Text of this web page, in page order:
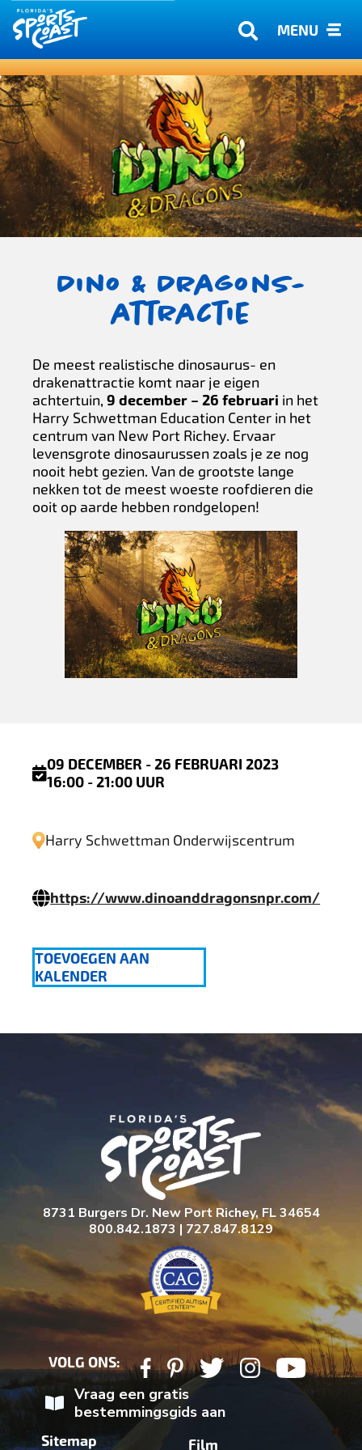
MENU
Dino & Dragons-
attractie
De meest realistische dinosaurus- en
drakenattractie komt naar je eigen
achtertuin, 9 december – 26 februari in het
Harry Schwettman Education Center in het
centrum van New Port Richey. Ervaar
levensgrote dinosaurussen zoals je ze nog
nooit hebt gezien. Van de grootste lange
nekken tot de meest woeste roofdieren die
ooit op aarde hebben rondgelopen!
09 DECEMBER - 26 FEBRUARI 2023
16:00 - 21:00 UUR
Harry Schwettman Onderwijscentrum
https://www.dinoanddragonsnpr.com/
TOEVOEGEN AAN
KALENDER
8731 Burgers Dr. New Port Richey, FL 34654
800.842.1873 | 727.847.8129
VOLG ONS:
Vraag een gratis
bestemmingsgids aan
Sitemap Film